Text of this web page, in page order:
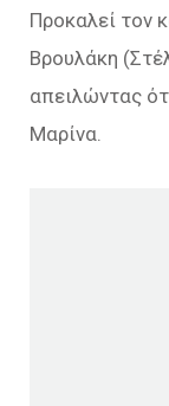
Προκαλεί τον
Βρουλάκη
απειλώντας
Μαρίνα.